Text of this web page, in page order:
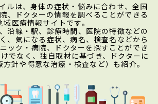
ルは、身体の症状・悩みに合わせ、全国
、ドクターの情報を調べることができる
域医療情報サイトです。
沿線・駅、診療時間、医院の特徴などの
、気になる症状、病名、検査名などから
ック・病院、ドクターを探すことができ
でなく、独自取材に基づき、ドクターに
針や得意な治療・検査など）も紹介。